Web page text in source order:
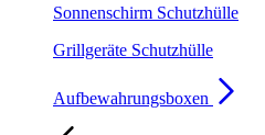
Sonnenschirm Schutzhülle
Grillgeräte Schutzhülle
Aufbewahrungsboxen